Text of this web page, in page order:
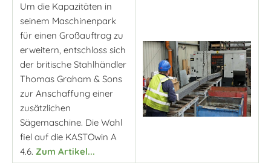
Um die Kapazitäten in
seinem Maschinenpark
für einen Großauftrag zu
erweitern, entschloss sich
der britische Stahlhändler
Thomas Graham & Sons
zur Anschaffung einer
zusätzlichen
Sägemaschine. Die Wahl
fiel auf die KASTOwin A
4.6. Zum Artikel...